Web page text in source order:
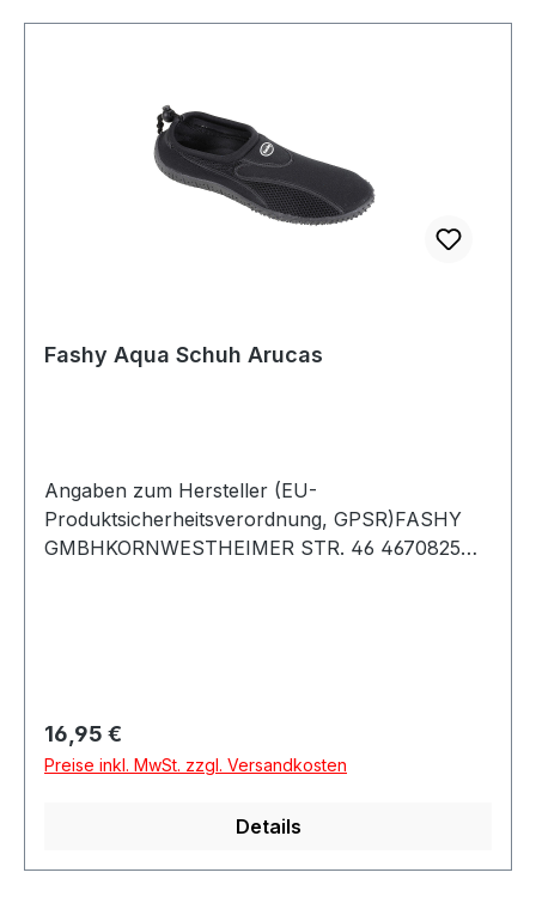
Fashy Aqua Schuh Arucas
Angaben zum Hersteller (EU-
Produktsicherheitsverordnung, GPSR)FASHY
GMBHKORNWESTHEIMER STR. 46 4670825
Regulärer Preis:
16,95 €
Preise inkl. MwSt. zzgl. Versandkosten
Details